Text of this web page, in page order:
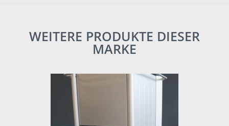
WEITERE PRODUKTE DIESER
MARKE